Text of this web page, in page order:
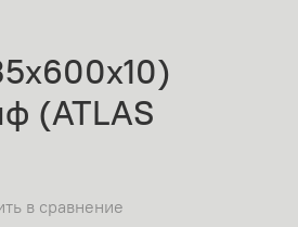
(ATLAS
в сравнение